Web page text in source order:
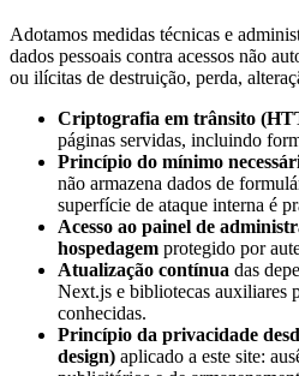
Adotamos medidas técnicas e
dados pessoais contra acessos não
ou ilícitas de destruição, perda,
Criptografia em trânsito
páginas servidas, incluindo
Princípio do mínimo
não armazena dados de
superfície de ataque interna é
Acesso ao painel de
hospedagem protegido por
Atualização contínua das
Next.js e bibliotecas auxiliares
conhecidas.
Princípio da privacidade
design) aplicado a este site: